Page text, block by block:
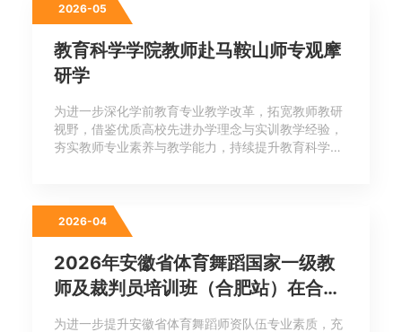
2026-05
教育科学学院教师赴马鞍山师专观摩
研学
为进一步深化学前教育专业教学改革，拓宽教师教研
视野，借鉴优质高校先进办学理念与实训教学经验，
夯实教师专业素养与教学能力，持续提升教育科学学
2026-04
2026年安徽省体育舞蹈国家一级教
师及裁判员培训班（合肥站）在合肥
滨湖学院圆满落幕
为进一步提升安徽省体育舞蹈师资队伍专业素质，充